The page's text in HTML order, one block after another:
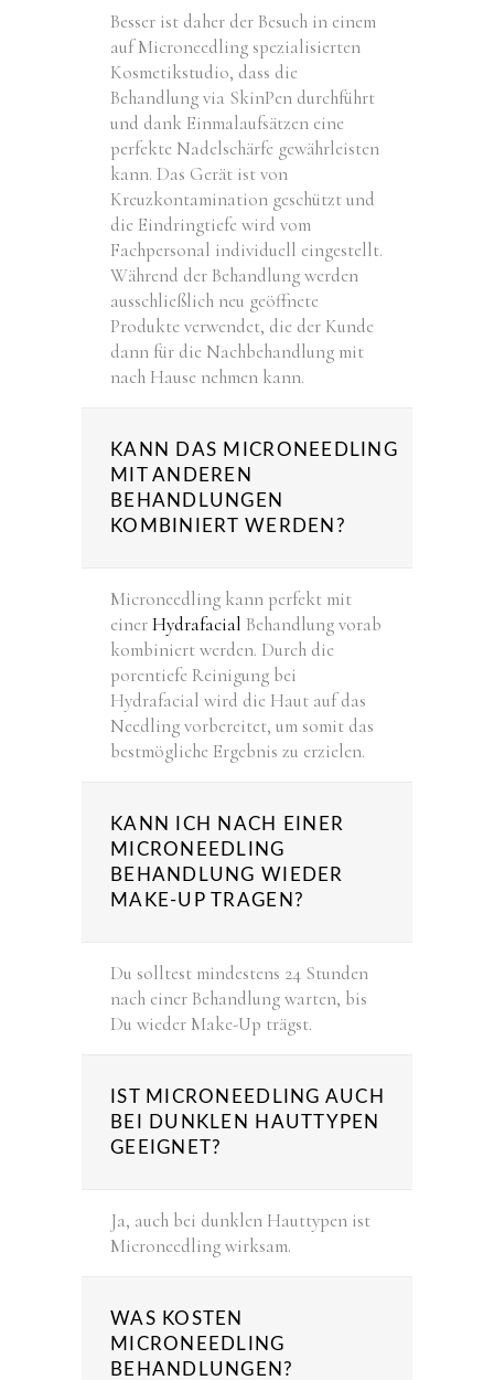
Besser ist daher der Besuch in einem
auf Microneedling spezialisierten
Kosmetikstudio, dass die
Behandlung via SkinPen durchführt
und dank Einmalaufsätzen eine
perfekte Nadelschärfe gewährleisten
kann. Das Gerät ist von
Kreuzkontamination geschützt und
die Eindringtiefe wird vom
Fachpersonal individuell eingestellt.
Während der Behandlung werden
ausschließlich neu geöffnete
Produkte verwendet, die der Kunde
dann für die Nachbehandlung mit
nach Hause nehmen kann.
KANN DAS MICRONEEDLING
MIT ANDEREN
BEHANDLUNGEN
KOMBINIERT WERDEN?
Microneedling kann perfekt mit
einerHydrafacial Behandlung vorab
kombiniert werden. Durch die
porentiefe Reinigung bei
Hydrafacial wird die Haut auf das
Needling vorbereitet, um somit das
bestmögliche Ergebnis zu erzielen.
KANN ICH NACH EINER
MICRONEEDLING
BEHANDLUNG WIEDER
MAKE-UP TRAGEN?
Du solltest mindestens 24 Stunden
nach einer Behandlung warten, bis
Du wieder Make-Up trägst.
IST MICRONEEDLING AUCH
BEI DUNKLEN HAUTTYPEN
GEEIGNET?
Ja, auch bei dunklen Hauttypen ist
Microneedling wirksam.
WAS KOSTEN
MICRONEEDLING
BEHANDLUNGEN?